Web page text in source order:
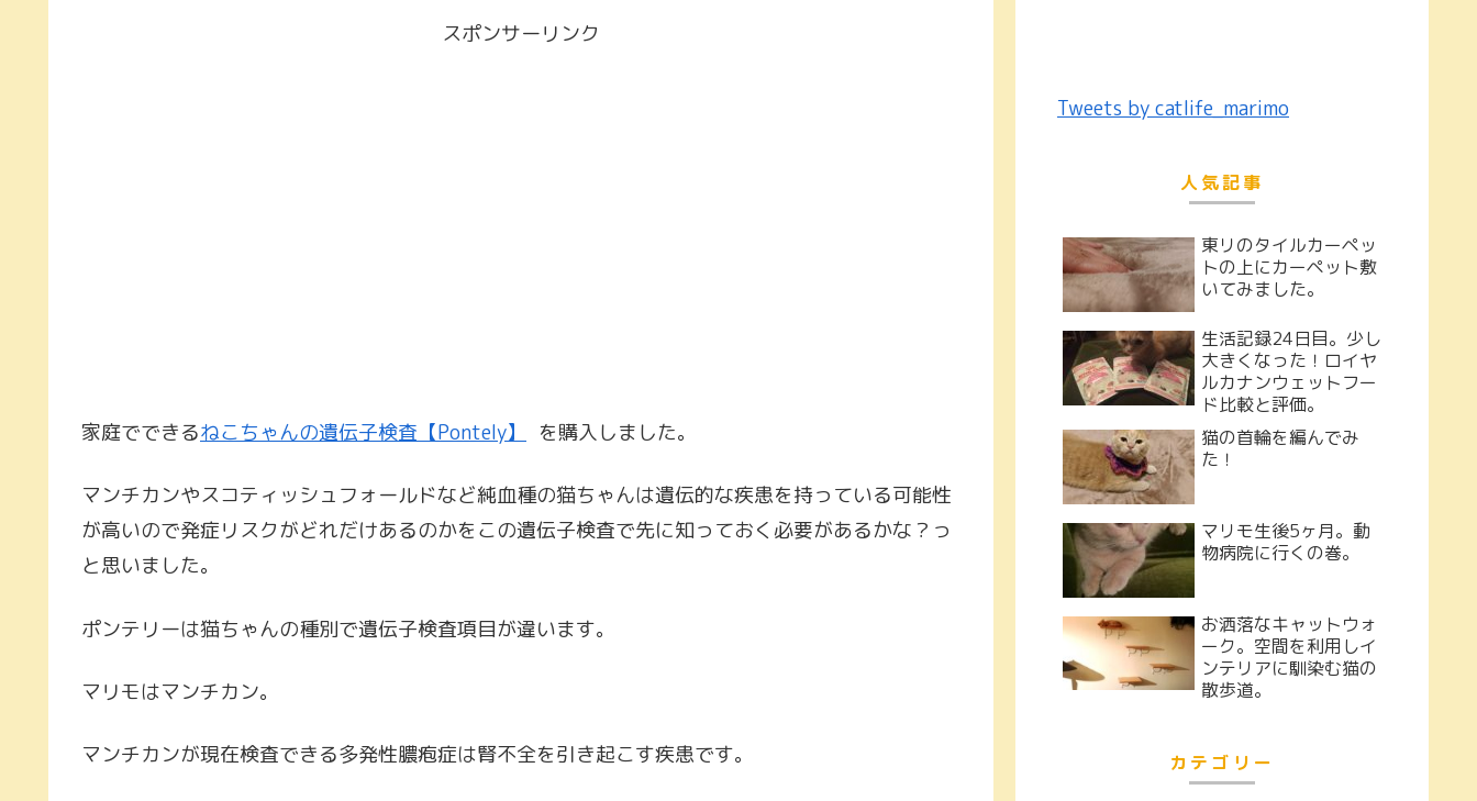
スポンサーリンク
家庭でできるねこちゃんの遺伝子検査【Pontely】 を購入しました。
マンチカンやスコティッシュフォールドなど純血種の猫ちゃんは遺伝的な疾患を持っている可能性
が高いので発症リスクがどれだけあるのかをこの遺伝子検査で先に知っておく必要があるかな？っ
と思いました。
ポンテリーは猫ちゃんの種別で遺伝子検査項目が違います。
マリモはマンチカン。
マンチカンが現在検査できる多発性膿疱症は腎不全を引き起こす疾患です。
Tweets by catlife_marimo
人気記事
東リのタイルカーペッ
トの上にカーペット敷
いてみました。
生活記録24日目。少し
大きくなった！ロイヤ
ルカナンウェットフー
ド比較と評価。
猫の首輪を編んでみ
た！
マリモ生後5ヶ月。動
物病院に行くの巻。
お洒落なキャットウォ
ーク。空間を利用しイ
ンテリアに馴染む猫の
散歩道。
カテゴリー